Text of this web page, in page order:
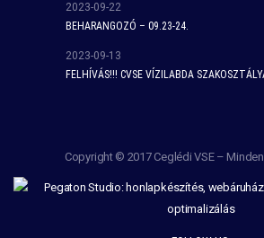
2023-09-22
BEHARANGOZÓ – 09.23-24.
2023-09-13
FELHÍVÁS!!! CVSE VÍZILABDA
Copyright © 2017 Ceglédi VSE –